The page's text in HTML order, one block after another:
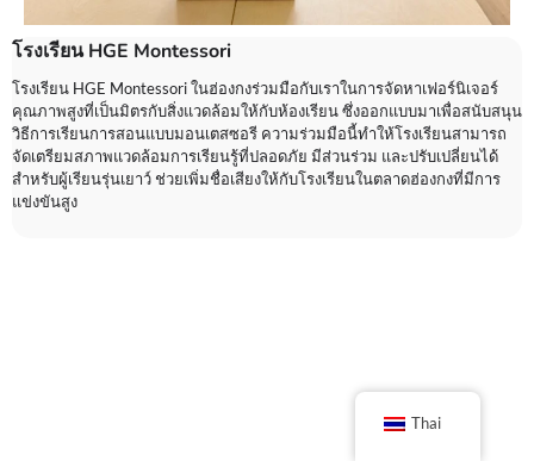
โรงเรียน HGE Montessori
โรงเรียน HGE Montessori ในฮ่องกงร่วมมือกับเราในการจัดหาเฟอร์นิเจอร์
คุณภาพสูงที่เป็นมิตรกับสิ่งแวดล้อมให้กับห้องเรียน ซึ่งออกแบบมาเพื่อสนับสนุน
วิธีการเรียนการสอนแบบมอนเตสซอรี ความร่วมมือนี้ทำให้โรงเรียนสามารถ
จัดเตรียมสภาพแวดล้อมการเรียนรู้ที่ปลอดภัย มีส่วนร่วม และปรับเปลี่ยนได้
สำหรับผู้เรียนรุ่นเยาว์ ช่วยเพิ่มชื่อเสียงให้กับโรงเรียนในตลาดฮ่องกงที่มีการ
แข่งขันสูง
Thai